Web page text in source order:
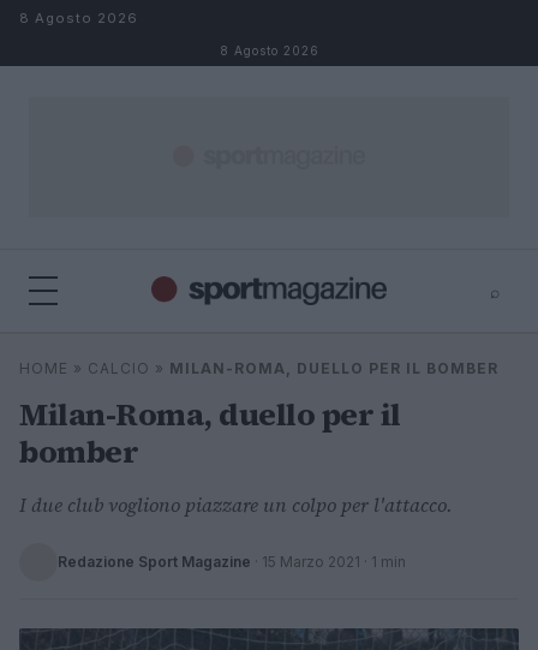
Salta al contenuto
8 Agosto 2026
8 Agosto 2026
⌕
Cerca
⌕
HOME » CALCIO » MILAN-ROMA, DUELLO PER IL BOMBER
Milan-Roma, duello per il
bomber
I due club vogliono piazzare un colpo per l'attacco.
Redazione Sport Magazine · 15 Marzo 2021 · 1 min